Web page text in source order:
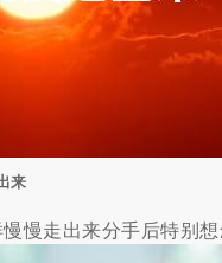
来
慢走出来分手后特别